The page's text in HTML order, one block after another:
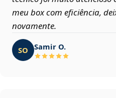
meu box com eficiência,
novamente.
SO Samir O.